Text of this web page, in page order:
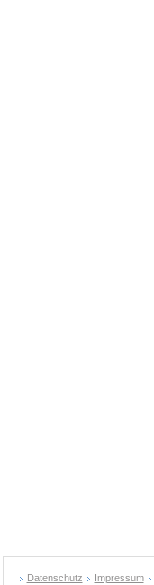
Datenschutz Impressum